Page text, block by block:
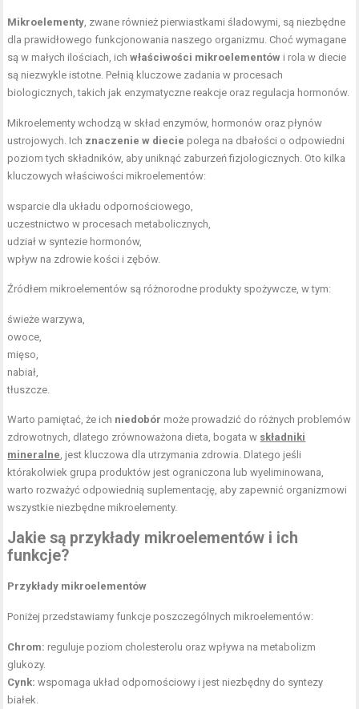
Mikroelementy , zwane również pierwiastkami śladowymi, są niezbędne
dla prawidłowego funkcjonowania naszego organizmu. Choć wymagane
są w małych ilościach, ichwłaściwości mikroelementów i rola w diecie
są niezwykle istotne. Pełnią kluczowe zadania w procesach
biologicznych, takich jak enzymatyczne reakcje oraz regulacja hormonów.
Mikroelementy wchodzą w skład enzymów, hormonów oraz płynów
ustrojowych. Ich znaczenie w diecie polega na dbałości o odpowiedni
poziom tych składników, aby uniknąć zaburzeń fizjologicznych. Oto kilka
kluczowych właściwości mikroelementów:
wsparcie dla układu odpornościowego,
uczestnictwo w procesach metabolicznych,
udział w syntezie hormonów,
wpływ na zdrowie kości i zębów.
Źródłem mikroelementów są różnorodne produkty spożywcze, w tym:
świeże warzywa,
owoce,
mięso,
nabiał,
tłuszcze.
Warto pamiętać, że ich niedobór może prowadzić do różnych problemów
zdrowotnych, dlatego zrównoważona dieta, bogata w składniki
mineralne , jest kluczowa dla utrzymania zdrowia. Dlatego jeśli
którakolwiek grupa produktów jest ograniczona lub wyeliminowana,
warto rozważyć odpowiednią suplementację, aby zapewnić organizmowi
wszystkie niezbędne mikroelementy.
Jakie są przykłady mikroelementów i ich
funkcje?
Przykłady mikroelementów
Poniżej przedstawiamy funkcje poszczególnych mikroelementów:
Chrom: reguluje poziom cholesterolu oraz wpływa na metabolizm
glukozy.
Cynk: wspomaga układ odpornościowy i jest niezbędny do syntezy
białek.